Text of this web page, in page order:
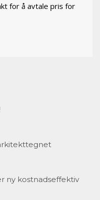
for å avtale pris for
ny kostnadseffektiv